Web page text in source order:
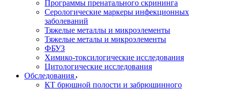
Программы пренатального скрининга
Серологические маркеры инфекционных
заболеваний
Тяжелые металлы и микроэлементы
Тяжелые металы и микроэлементы
ФБУЗ
Химико-токсилогические исследования
Цитологические исследования
Обследования
КТ брюшной полости и забрюшинного